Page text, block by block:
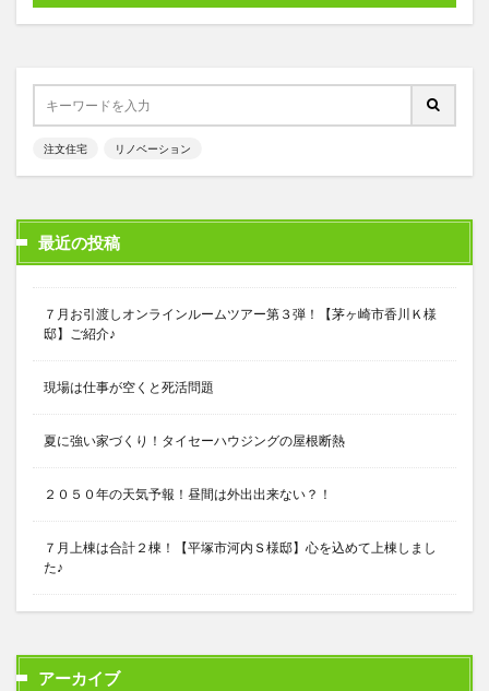
注文住宅 リノベーション
最近の投稿
７月お引渡しオンラインルームツアー第３弾！【茅ヶ崎市香川Ｋ様
邸】ご紹介♪
現場は仕事が空くと死活問題
夏に強い家づくり！タイセーハウジングの屋根断熱
２０５０年の天気予報！昼間は外出出来ない？！
７月上棟は合計２棟！【平塚市河内Ｓ様邸】心を込めて上棟しまし
た♪
アーカイブ